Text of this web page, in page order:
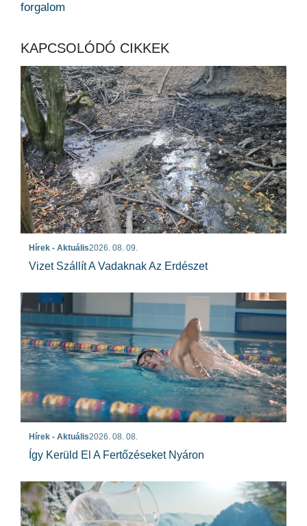
forgalom
KAPCSOLÓDÓ CIKKEK
Hírek - Aktuális2026. 08. 09.
Vizet Szállít A Vadaknak Az Erdészet
Hírek - Aktuális2026. 08. 08.
Így Kerüld El A Fertőzéseket Nyáron